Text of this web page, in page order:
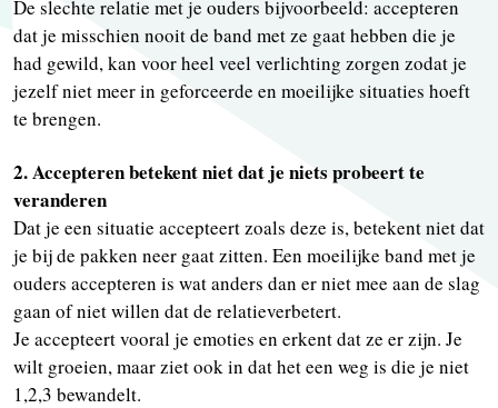
De slechte relatie met je ouders bijvoorbeeld: accepteren
dat je misschien nooit de band met ze gaat hebben die je
had gewild, kan voor heel veel verlichting zorgen zodat je
jezelf niet meer in geforceerde en moeilijke situaties hoeft
te brengen.
2. Accepteren betekent niet dat je niets probeert te
veranderen
Dat je een situatie accepteert zoals deze is, betekent niet dat
je bij de pakken neer gaat zitten. Een moeilijke band met je
ouders accepteren is wat anders dan er niet mee aan de slag
gaan of niet willen dat de relatieverbetert.
Je accepteert vooral je emoties en erkent dat ze er zijn. Je
wilt groeien, maar ziet ook in dat het een weg is die je niet
1,2,3 bewandelt.